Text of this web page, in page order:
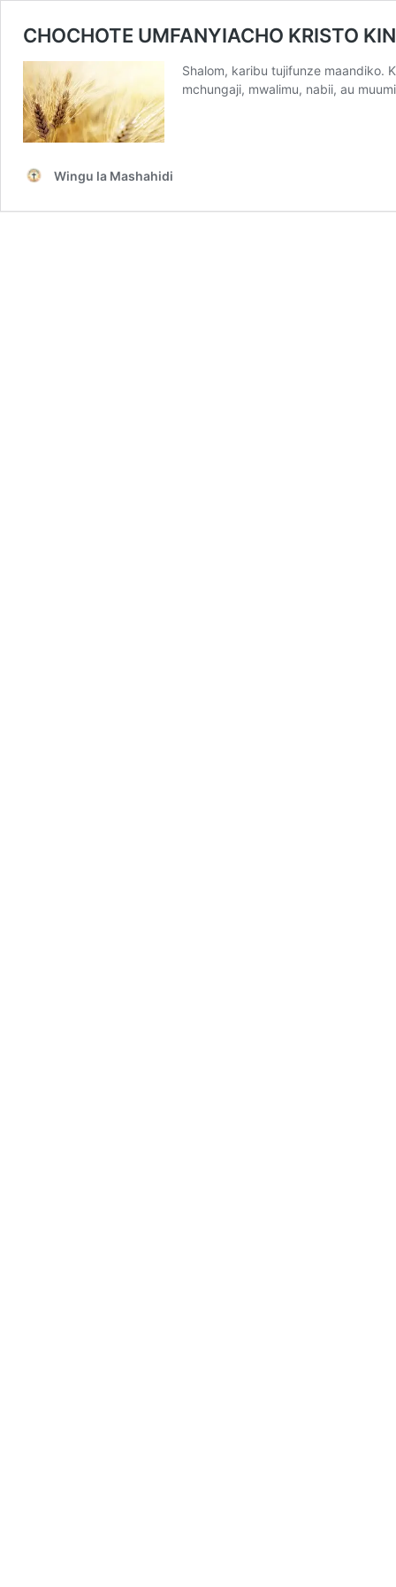
CHOCHOTE UMFANYIACHO KRISTO
Shalom, karibu tujifunze maandiko.
mchungaji, mwalimu, nabii, au
Wingu la Mashahidi